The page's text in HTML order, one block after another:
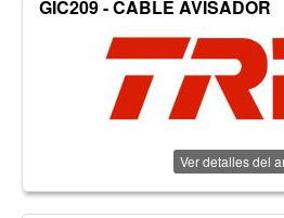
GIC209 - CABLE AVISADOR
Ver detalles del